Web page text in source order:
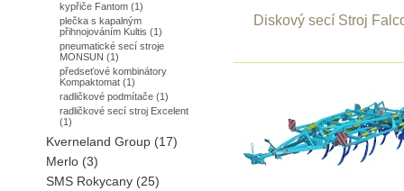
Diskový secí Stroj
kypřiče Fantom (1)
plečka s kapalným
přihnojováním Kultis (1)
pneumatické secí stroje
MONSUN (1)
předseťové kombinátory
Kompaktomat (1)
radličkové podmítače (1)
radličkové secí stroj Excelent
(1)
Kverneland Group (17)
Merlo (3)
SMS Rokycany (25)